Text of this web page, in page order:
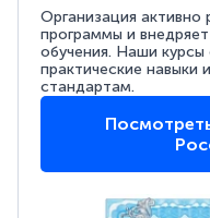
Организация активно
программы и
обучения. Наши
практические
стандартам.